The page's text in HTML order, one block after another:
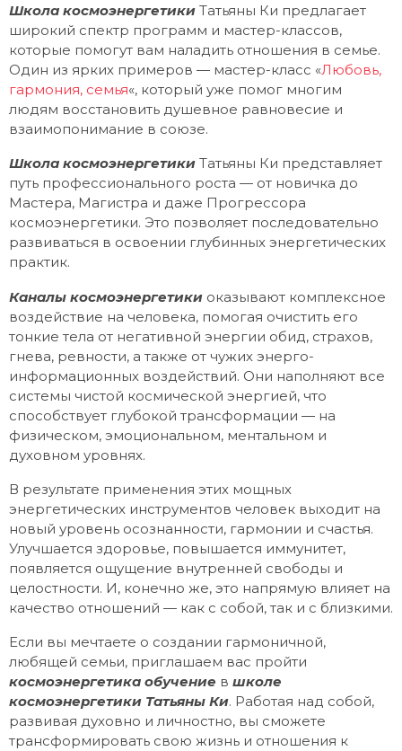
Школа космоэнергетики Татьяны Ки предлагает
широкий спектр программ и мастер-классов,
которые помогут вам наладить отношения в семье.
Один из ярких примеров — мастер-класс «Любовь,
гармония, семья«, который уже помог многим
людям восстановить душевное равновесие и
взаимопонимание в союзе.
Школа космоэнергетики Татьяны Ки представляет
путь профессионального роста — от новичка до
Мастера, Магистра и даже Прогрессора
космоэнергетики. Это позволяет последовательно
развиваться в освоении глубинных энергетических
практик.
Каналы космоэнергетики оказывают комплексное
воздействие на человека, помогая очистить его
тонкие тела от негативной энергии обид, страхов,
гнева, ревности, а также от чужих энерго-
информационных воздействий. Они наполняют все
системы чистой космической энергией, что
способствует глубокой трансформации — на
физическом, эмоциональном, ментальном и
духовном уровнях.
В результате применения этих мощных
энергетических инструментов человек выходит на
новый уровень осознанности, гармонии и счастья.
Улучшается здоровье, повышается иммунитет,
появляется ощущение внутренней свободы и
целостности. И, конечно же, это напрямую влияет на
качество отношений — как с собой, так и с близкими.
Если вы мечтаете о создании гармоничной,
любящей семьи, приглашаем вас пройти
космоэнергетика обучение в школе
космоэнергетики Татьяны Ки. Работая над собой,
развивая духовно и личностно, вы сможете
трансформировать свою жизнь и отношения к